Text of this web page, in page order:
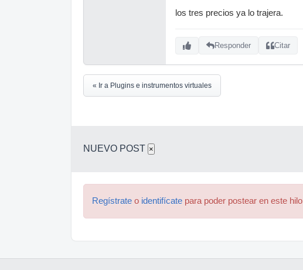
los tres precios ya lo trajera.
Responder Citar
« Ir a Plugins e instrumentos virtuales
NUEVO POST ×
Regístrate o identifícate para poder postear en este hilo